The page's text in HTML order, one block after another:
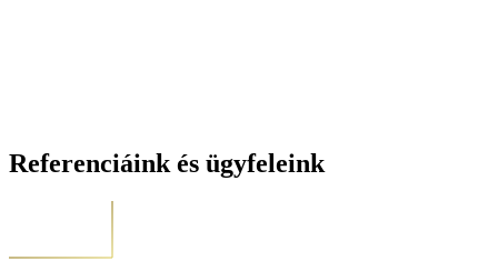
Referenciáink és ügyfeleink